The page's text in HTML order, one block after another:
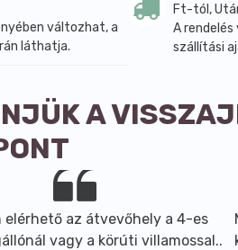
változhat, a
láthatja.
Ft-tól,
A
szállítási
A
elérhető az átvevőhely a 4-es
vagy a körúti villamossal..